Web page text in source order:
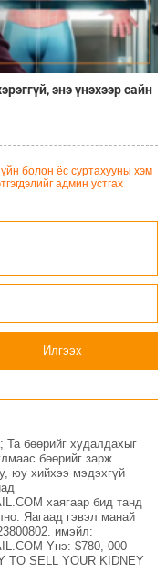
энэ үнэхээр сайн
болон ёс суртахууны хэм
админ устгах
Илгээх
Та бөөрийг худалдахыг
бөөрийг зарж
юу хийхээ мэдэхгүй
хаягаар бид танд
Яагаад гэвэл манай
имэйл:
Yнэ: $780, 000
TO SELL YOUR KIDNEY